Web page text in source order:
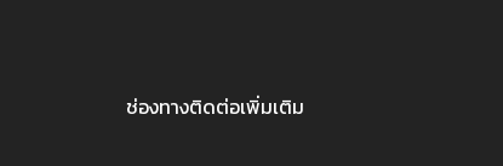
ช่องทางติดต่อเพิ่มเติม